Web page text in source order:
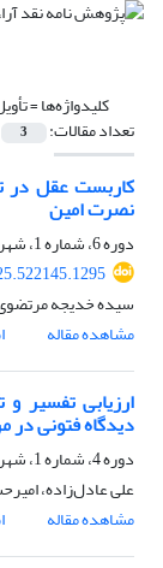
کلیدواژه‌ها =
تعداد مقالات: 3
کاربست عقل در
نصرت امین
دوره 6، شماره 1، شهریور 1404، صفحه
سیده خدیجه
مشاهده مقاله
ارزیابی تفسیر
دیدگاه فتونی در
دوره 4، شماره 1، شهریور 1402، صفحه
علی عادل‌زاده،
مشاهده مقاله